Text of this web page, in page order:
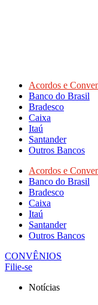
Acordos e
Banco do Brasil
Bradesco
Caixa
Itaú
Santander
Outros Bancos
Acordos e
Banco do Brasil
Bradesco
Caixa
Itaú
Santander
Outros Bancos
CONVÊNIOS
Filie-se
Notícias